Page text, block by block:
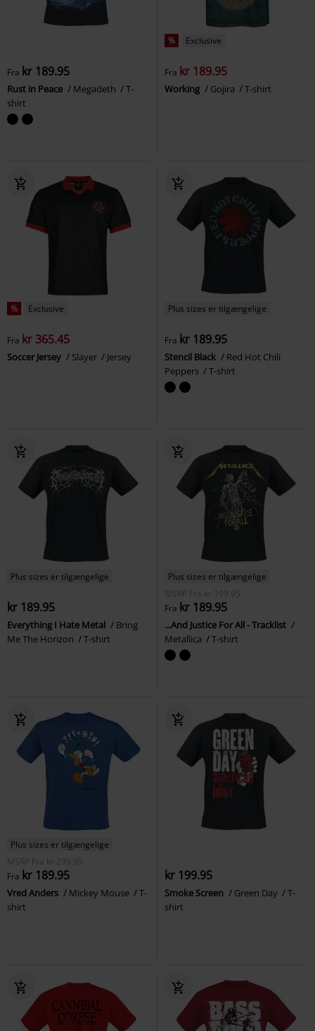
Fra kr 189.95
Rust in Peace Megadeth
T-
shirt
% Exclusive
Fra kr 189.95
Working Gojira T-shirt
% Exclusive
Fra kr 365.45
Soccer Jersey Slayer Jersey
Plus sizes er tilgængelige
Fra kr 189.95
Stencil Black
Red Hot Chili
Peppers
T-shirt
Plus sizes er tilgængelige
kr 189.95
Everything I Hate Metal
Bring
Me The Horizon
T-shirt
Plus sizes er tilgængelige
MSRP
Fra kr 199.95
Fra kr 189.95
...And Justice For All - Tracklist
Metallica
T-shirt
Plus sizes er tilgængelige
MSRP
Fra kr 299.95
Fra kr 189.95
Vred Anders Mickey Mouse
T-
shirt
kr 199.95
Smoke Screen Green Day
T-
shirt